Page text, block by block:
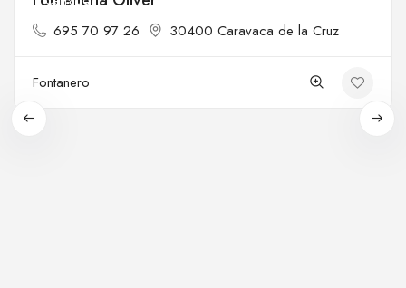
695 70 97 26 30400 Caravaca de la Cruz
Fontanero